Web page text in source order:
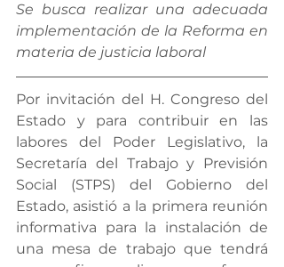
Se busca realizar una adecuada
implementación de la Reforma en
materia de justicia laboral
Por invitación del H. Congreso del
Estado y para contribuir en las
labores del Poder Legislativo, la
Secretaría del Trabajo y Previsión
Social (STPS) del Gobierno del
Estado, asistió a la primera reunión
informativa para la instalación de
una mesa de trabajo que tendrá